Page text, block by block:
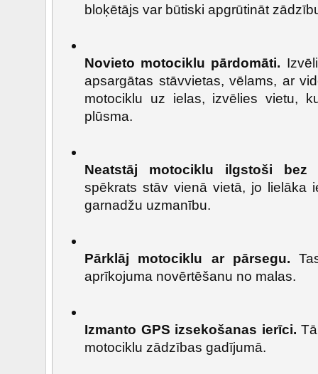
bloķētājs var būtiski apgrūtināt
Novieto motociklu pārdomāti.
apsargātas stāvvietas, vēlams, ar
motociklu uz ielas, izvēlies vietu,
plūsma.
Neatstāj motociklu ilgstoši bez
spēkrats stāv vienā vietā, jo lielāka
garnadžu uzmanību.
Pārklāj motociklu ar pārsegu.
aprīkojuma novērtēšanu no malas.
Izmanto GPS izsekošanas ierīci.
motociklu zādzības gadījumā.